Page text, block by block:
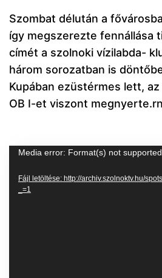
Szombat délután a
így megszerezte fennállása
címét a szolnoki vízilabda-
három sorozatban is
Kupában ezüstérmes lett, az
OB I-et viszont megnyerte.rn
Videólejátszó
Media error: Format(s) not
Fájl letöltése: http://archiv.szolnoktv.hu/
_=1